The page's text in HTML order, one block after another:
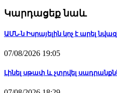
Կարդացեք նաև
ԱՄՆ-ն Իսրայելին կոչ է արել
07/08/2026 19:05
Լինել սթափ և չտրվել